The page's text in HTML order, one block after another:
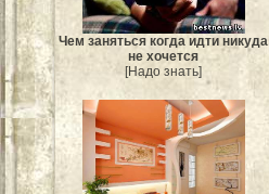
Чем заняться когда идти никуда
не хочется
[Надо знать]